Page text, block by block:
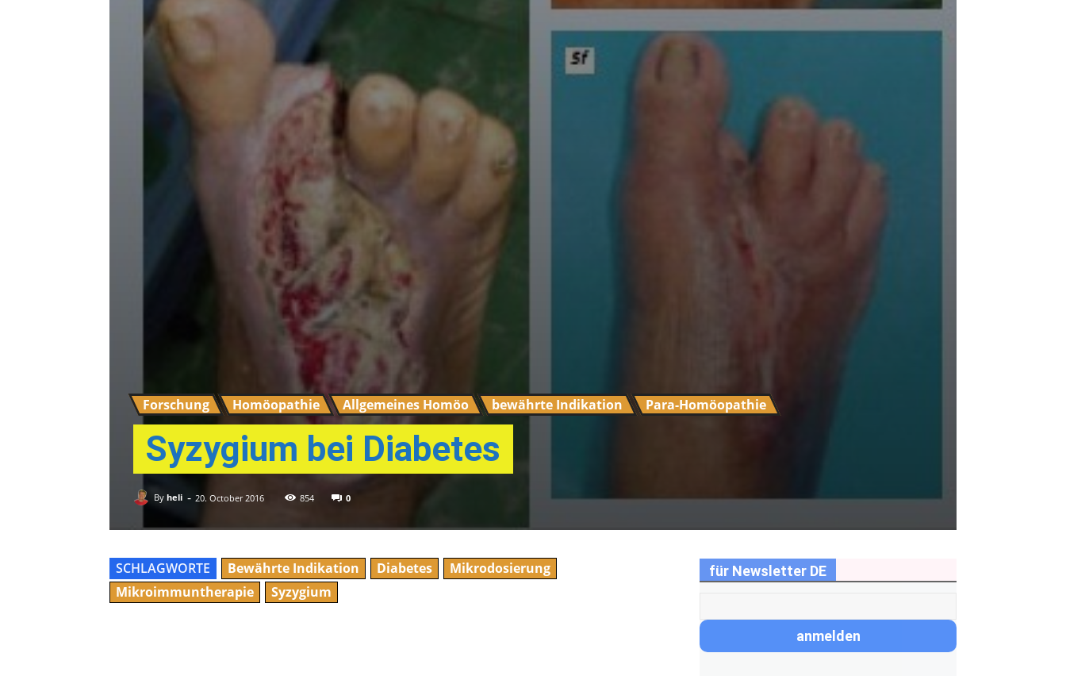
Forschung Homöopathie Allgemeines Homöo bewährte Indikation Para-Homöopathie
Syzygium bei Diabetes
By heli - 20. October 2016 854 0
SCHLAGWORTE Bewährte Indikation Diabetes
Mikrodosierung
Mikroimmuntherapie
Syzygium
für Newsletter DE